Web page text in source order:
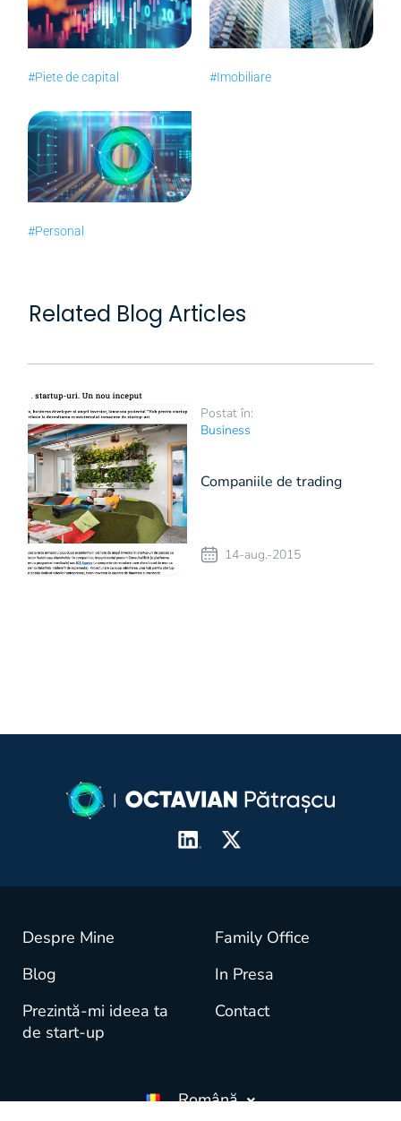
#Piete de capital #Imobiliare
#Personal
Related Blog Articles
Postat în:
Business
Companiile de trading
mld. $ pentru ca au un
14-aug.-2015
Despre Mine
Family Office
Blog
In Presa
Prezintă-mi ideea ta
de start-up
Contact
Română